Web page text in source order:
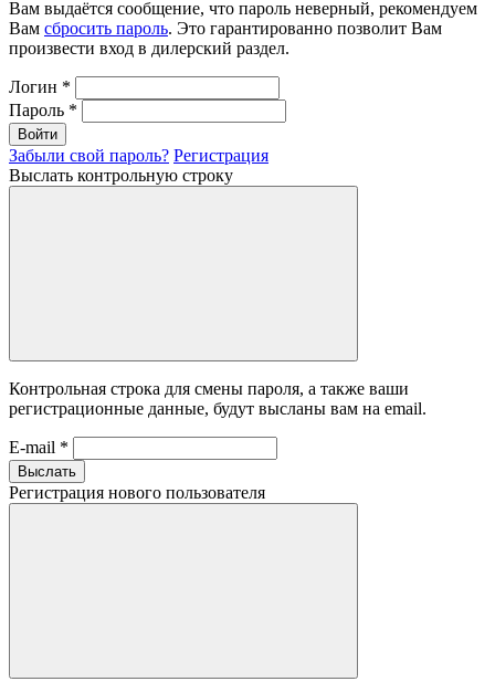
Вам выдаётся сообщение, что пароль неверный, рекомендуем
Вам сбросить пароль. Это гарантированно позволит Вам
произвести вход в дилерский раздел.
Логин *
Пароль *
Войти
Забыли свой пароль? Регистрация
Выслать контрольную строку
Контрольная строка для смены пароля, а также ваши
регистрационные данные, будут высланы вам на email.
E-mail *
Выслать
Регистрация нового пользователя